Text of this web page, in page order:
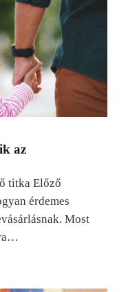
az
titka Előző
érdemes
Most